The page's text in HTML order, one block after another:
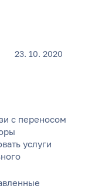
23. 10. 2020
с переносом
услуги